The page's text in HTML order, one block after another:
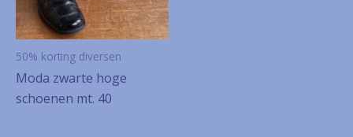
50% korting diversen
Moda zwarte hoge
schoenen mt. 40